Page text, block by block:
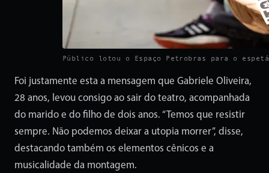
Público lotou o Espaço Petrobras para o
Foi justamente esta a mensagem que Gabriele Oliveira,
28 anos, levou consigo ao sair do teatro, acompanhada
do marido e do filho de dois anos. “Temos que resistir
sempre. Não podemos deixar a utopia morrer”, disse,
destacando também os elementos cênicos e a
musicalidade da montagem.